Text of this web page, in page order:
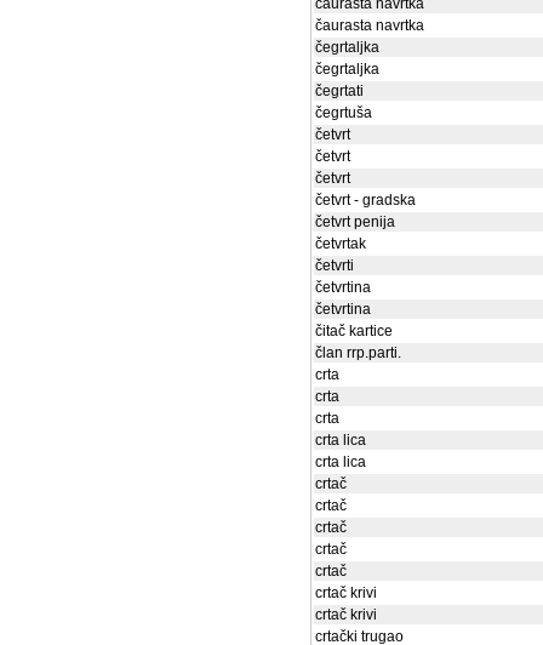
čaurasta navrtka
čaurasta navrtka
čegrtaljka
čegrtaljka
čegrtati
čegrtuša
četvrt
četvrt
četvrt
četvrt - gradska
četvrt penija
četvrtak
četvrti
četvrtina
četvrtina
čitač kartice
član rrp.parti.
crta
crta
crta
crta lica
crta lica
crtač
crtač
crtač
crtač
crtač
crtač krivi
crtač krivi
crtački trugao